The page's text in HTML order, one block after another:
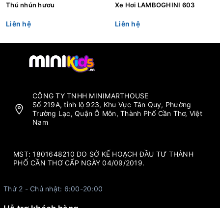
Thú nhún hươu
Liên hệ
Xe Hơi LAMBOGHINI 603
Liên hệ
CÔNG TY TNHH MINIMARTHOUSE
Số 219A, tỉnh lộ 923, Khu Vực Tân Quy, Phường
Trường Lạc, Quận Ô Môn, Thành Phố Cần Thơ, Việt
Nam
MST: 1801648210 DO SỞ KẾ HOẠCH ĐẦU TƯ THÀNH
PHỐ CẦN THƠ CẤP NGÀY 04/09/2019.
Thứ 2 - Chủ nhật: 6:00-20:00